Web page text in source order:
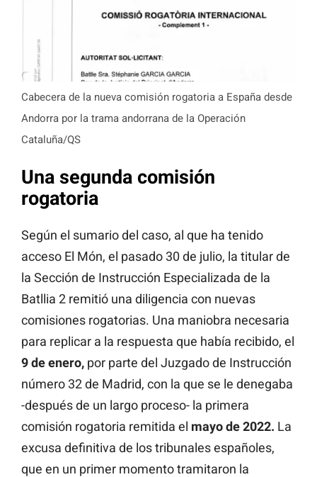
Cabecera de la nueva comisión rogatoria a España desde
Andorra por la trama andorrana de la Operación
Cataluña/QS
Una segunda comisión
rogatoria
Según el sumario del caso, al que ha tenido
acceso El Món, el pasado 30 de julio, la titular de
la Sección de Instrucción Especializada de la
Batllia 2 remitió una diligencia con nuevas
comisiones rogatorias. Una maniobra necesaria
para replicar a la respuesta que había recibido, el
9 de enero, por parte del Juzgado de Instrucción
número 32 de Madrid, con la que se le denegaba
-después de un largo proceso- la primera
comisión rogatoria remitida el mayo de 2022. La
excusa definitiva de los tribunales españoles,
que en un primer momento tramitaron la